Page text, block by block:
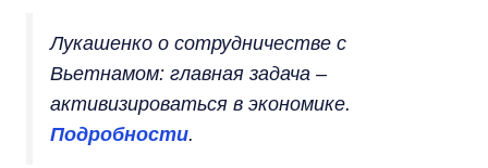
Лукашенко о сотрудничестве с
Вьетнамом: главная задача –
активизироваться в экономике.
Подробности.